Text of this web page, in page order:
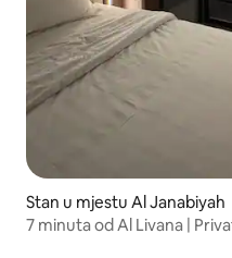
Stan u mjestu Al Janabiyah
7 minuta od Al Livana |